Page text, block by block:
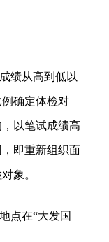
绩从高到低以
确定体检对
以笔试成绩高
即重新组织面
象。
点在“大发国